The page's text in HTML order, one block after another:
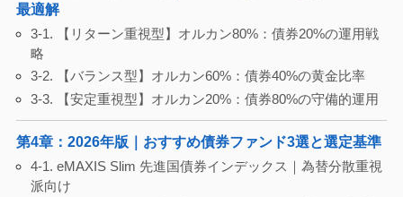
最適解
3-1. 【リターン重視型】オルカン80%：債券20%の運用戦
略
3-2. 【バランス型】オルカン60%：債券40%の黄金比率
3-3. 【安定重視型】オルカン20%：債券80%の守備的運用
第4章：2026年版｜おすすめ債券ファンド3選と選定基準
4-1. eMAXIS Slim 先進国債券インデックス｜為替分散重視
派向け